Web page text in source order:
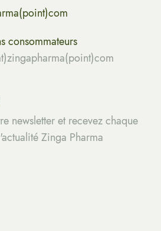
consommateurs
newsletter et recevez chaque
Zinga Pharma